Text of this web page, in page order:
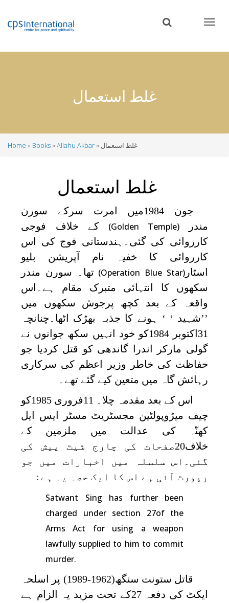
content
غلط استعمال
Home Books Allahu Akbar غلط استعمال
غلط استعمال
جون 1984میں امرت سرکے سورن
مندر
(Golden Temple) کے خلاف فوجی
کارروائی کی گئی۔ہندستانی فوج کی اس
کارروائی کا خفیہ نام آپریشن بلیو
اسٹار (Operation Blue Star) تھا۔ سورن مندر
سکھوں کا انتہائی متبرک مقام ہے۔اس
واقعہ کے بعد کچھ پرجوش سکھوں میں
’’شہید ‘ ‘ ہونے کا جذبہ بھڑک اٹھا۔چنانچہ
31اکتوبر 1984کو خود انہیں سکھ جوانوں نے
گولی مارکر اندرا گاندھی کو قتل کردیا جو
حفاظت کی خاطر وزیر اعظم کی سرکاری
رہائش گاہ میں متعین کیے گئے تھے۔
اس کے بعد مقدمہ چلا۔ 11فروری 1985کو
چیف میڑوپولٹین مجسٹریٹ مسٹر ایس ایل
کھنّہ کی عدالت میں ملزمین کے
خلاف20صفحات کی چارج شیٹ پیش کی
گئی۔اس سلسلہ میں اخبارات میں جو
رپورٹ آئی ہے اس کا ایک حصہ یہ ہے :
Satwant Sing has further been
charged under section 27of the
Arms Act for using a weapon
lawfully supplied to him to commit
murder.
قاتل ستونت سنگھ(1962-1989) پر اسلحہ
ایکٹ کی دفعہ 27کے تحت مزید یہ الزام ہے